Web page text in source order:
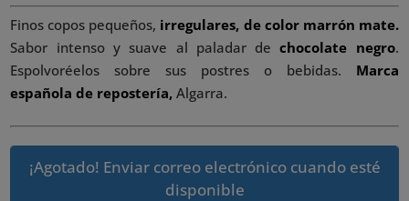
Finos copos pequeños, irregulares, de color marrón mate.
Sabor intenso y suave al paladar dechocolate negro.
Espolvoréelos sobre sus postres o bebidas. Marca
española de repostería, Algarra.
¡Agotado! Enviar correo electrónico cuando esté
disponible